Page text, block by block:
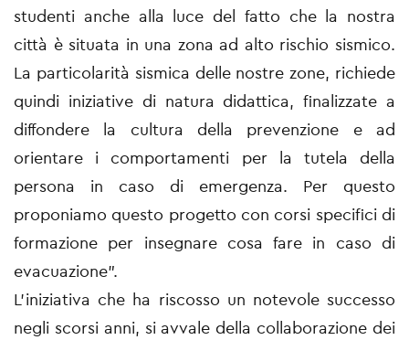
studenti anche alla luce del fatto che la nostra
città è situata in una zona ad alto rischio sismico.
La particolarità sismica delle nostre zone, richiede
quindi iniziative di natura didattica, finalizzate a
diffondere la cultura della prevenzione e ad
orientare i comportamenti per la tutela della
persona in caso di emergenza. Per questo
proponiamo questo progetto con corsi specifici di
formazione per insegnare cosa fare in caso di
evacuazione”.
L’iniziativa che ha riscosso un notevole successo
negli scorsi anni, si avvale della collaborazione dei